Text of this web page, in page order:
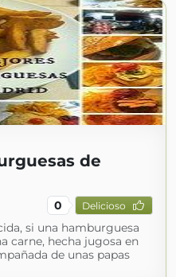
de
0 Delicioso
si una hamburguesa
carne, hecha jugosa en
de unas papas